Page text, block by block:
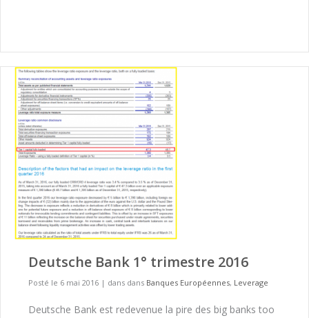
Deutsche Bank 1° trimestre 2016
Posté le 6 mai 2016 | dans dans Banques Européennes, Leverage
Deutsche Bank est redevenue la pire des big banks too